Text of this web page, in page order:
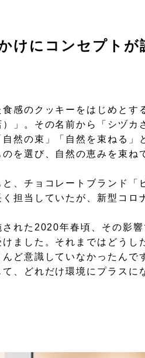
けにコンセプトが
感のクッキーをはじめと
」。その名前から「シヅカ
然の束」「自然を束ねる」
を選び、自然の恵みを束ね
、チョコレートブランド
担当していたが、新型コロ
された2020年春頃、その影
ました。それまではどう
ど意識していなかったんで
、どれだけ環境にプラス